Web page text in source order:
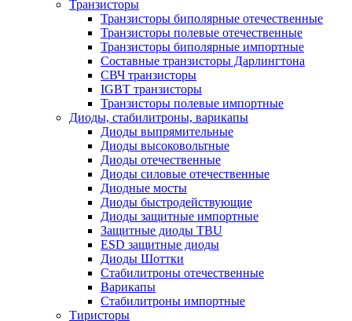
Транзисторы
Транзисторы биполярные отечественные
Транзисторы полевые отечественные
Транзисторы биполярные импортные
Составные транзисторы Дарлингтона
СВЧ транзисторы
IGBT транзисторы
Транзисторы полевые импортные
Диоды, стабилитроны, варикапы
Диоды выпрямительные
Диоды высоковольтные
Диоды отечественные
Диоды силовые отечественные
Диодные мосты
Диоды быстродействующие
Диоды защитные импортные
Защитные диоды TBU
ESD защитные диоды
Диоды Шоттки
Стабилитроны отечественные
Варикапы
Стабилитроны импортные
Тиристоры